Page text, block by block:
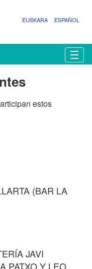
EUSKARA ESPAÑOL
estos
(BAR LA
JAVI
PATXO Y LEO